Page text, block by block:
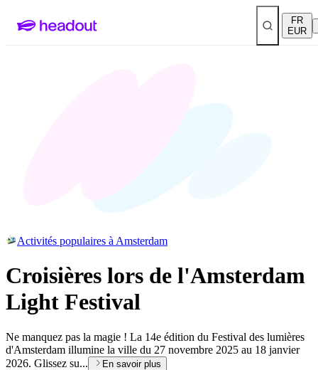
FR
EUR
Activités populaires à Amsterdam
Croisières lors de l'Amsterdam
Light Festival
Ne manquez pas la magie ! La 14e édition du Festival des lumières
d'Amsterdam illumine la ville du 27 novembre 2025 au 18 janvier
2026. Glissez su...
En savoir plus